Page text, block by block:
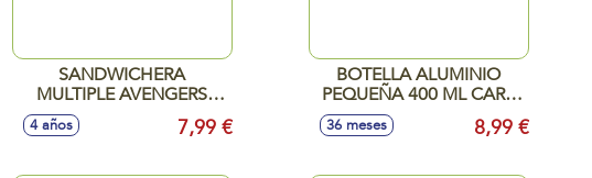
SANDWICHERA
MULTIPLE AVENGERS
ROLLING THUNDER
4 años 7,99 €
BOTELLA ALUMINIO
PEQUEÑA 400 ML CARS
STICKERS
36 meses 8,99 €